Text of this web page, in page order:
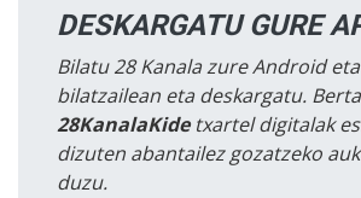
DESKARGATU GURE
Bilatu 28 Kanala zure Android
bilatzailean eta deskargatu.
28KanalaKidetxartel digitalak
dizuten abantailez gozatzeko
duzu.